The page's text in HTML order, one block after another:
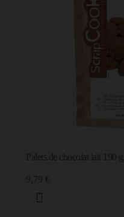
Palets de chocolat lait 190 gr
9,79 €